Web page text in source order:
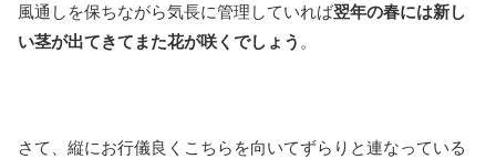
風通しを保ちながら気長に管理していれば翌年の春には新し
い茎が出てきてまた花が咲くでしょう 。
さて、縦にお行儀良くこちらを向いてずらりと連なっている